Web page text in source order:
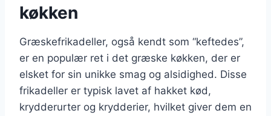
køkken
Græskefrikadeller, også kendt som “keftedes”,
er en populær ret i det græske køkken, der er
elsket for sin unikke smag og alsidighed. Disse
frikadeller er typisk lavet af hakket kød,
krydderurter og krydderier, hvilket giver dem en